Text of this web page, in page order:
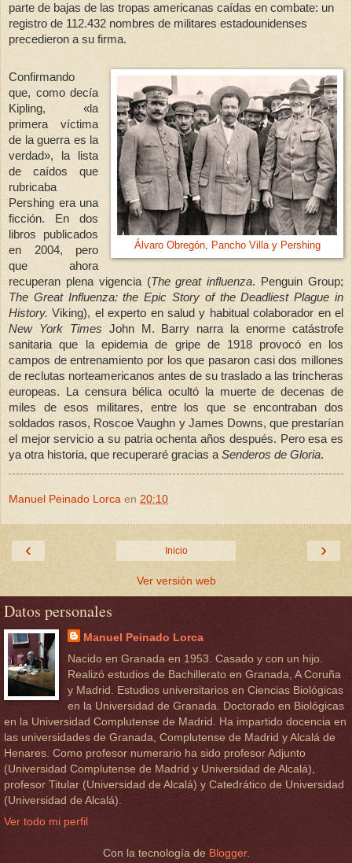
parte de bajas de las tropas americanas caídas en combate: un
registro de 112.432 nombres de militares estadounidenses
precedieron a su firma.
Álvaro Obregón, Pancho Villa y Pershing
Confirmando
que, como decía
Kipling, «la
primera víctima
de la guerra es la
verdad», la lista
de caídos que
rubricaba
Pershing era una
ficción. En dos
libros publicados
en 2004, pero
que ahora
recuperan plena vigencia (The great influenza.
Penguin Group;
The Great Influenza: the Epic Story of the Deadliest Plague in
History.Viking), el experto en salud y habitual colaborador en el
New York Times John M. Barry narra la enorme catástrofe
sanitaria que la epidemia de gripe de 1918 provocó en los
campos de entrenamiento por los que pasaron casi dos millones
de reclutas norteamericanos antes de su traslado a las trincheras
europeas. La censura bélica ocultó la muerte de decenas de
miles de esos militares, entre los que se encontraban dos
soldados rasos, Roscoe Vaughn y James Downs, que prestarían
el mejor servicio a su patria ochenta años después. Pero esa es
ya otra historia, que recuperaré gracias a Senderos de Gloria.
Manuel Peinado Lorca en 20:10
‹ ›
Inicio
Ver versión web
Datos personales
Manuel Peinado Lorca
Nacido en Granada en 1953. Casado y con un hijo.
Realizó estudios de Bachillerato en Granada, A Coruña
y Madrid. Estudios universitarios en Ciencias Biológicas
en la Universidad de Granada. Doctorado en Biológicas
en la Universidad Complutense de Madrid. Ha impartido docencia en
las universidades de Granada, Complutense de Madrid y Alcalá de
Henares. Como profesor numerario ha sido profesor Adjunto
(Universidad Complutense de Madrid y Universidad de Alcalá),
profesor Titular (Universidad de Alcalá) y Catedrático de Universidad
(Universidad de Alcalá).
Ver todo mi perfil
Con la tecnología de Blogger.